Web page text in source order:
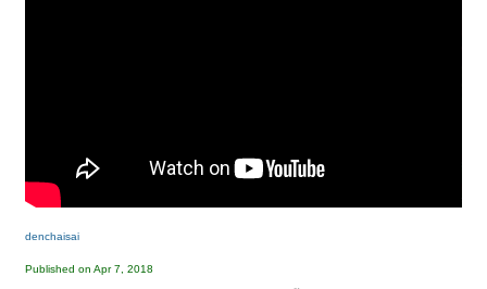
denchaisai
Published on Apr 7, 2018